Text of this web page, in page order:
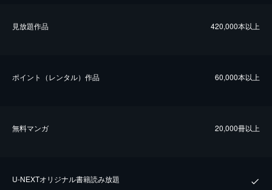
⾒放題作品 420,000本以上
ポイント（レンタル）作品 60,000本以上
無料マンガ 20,000冊以上
U-NEXTオリジナル書籍読み放題